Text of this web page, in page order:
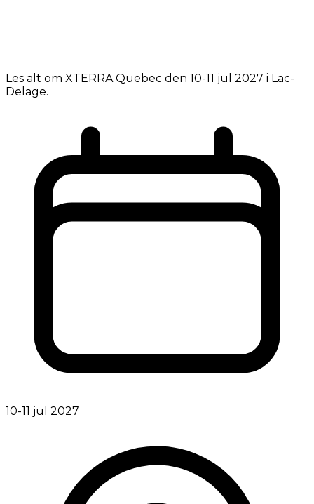
Les alt om XTERRA Quebec den 10-11 jul 2027 i Lac-
Delage.
10-11 jul 2027